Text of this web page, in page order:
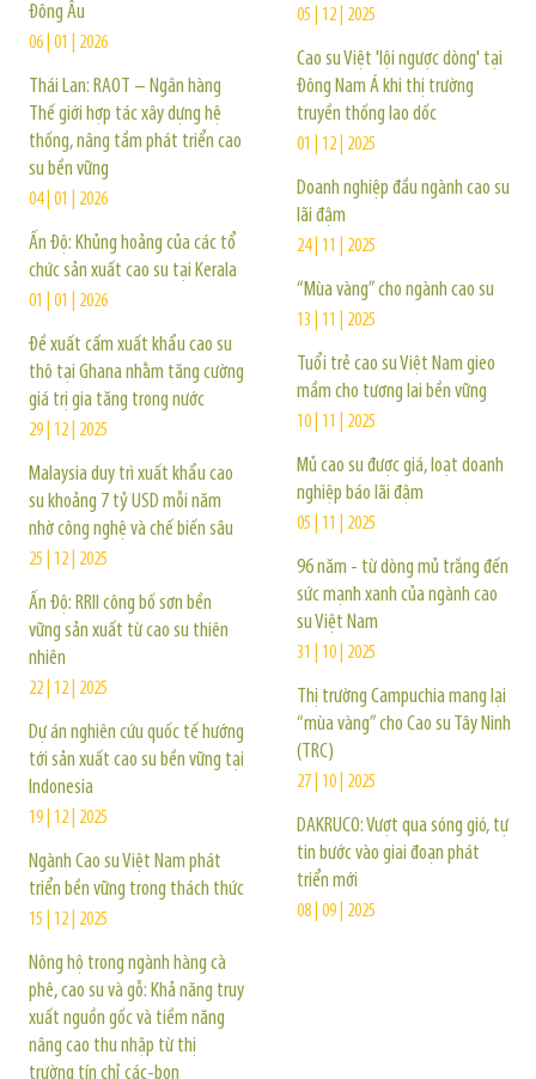
Đông Âu
06 | 01 | 2026
Thái Lan: RAOT – Ngân hàng
Thế giới hợp tác xây dựng hệ
thống, nâng tầm phát triển cao
su bền vững
04 | 01 | 2026
Ấn Độ: Khủng hoảng của các tổ
chức sản xuất cao su tại Kerala
01 | 01 | 2026
Đề xuất cấm xuất khẩu cao su
thô tại Ghana nhằm tăng cường
giá trị gia tăng trong nước
29 | 12 | 2025
Malaysia duy trì xuất khẩu cao
su khoảng 7 tỷ USD mỗi năm
nhờ công nghệ và chế biến sâu
25 | 12 | 2025
Ấn Độ: RRII công bố sơn bền
vững sản xuất từ cao su thiên
nhiên
22 | 12 | 2025
Dự án nghiên cứu quốc tế hướng
tới sản xuất cao su bền vững tại
Indonesia
19 | 12 | 2025
Ngành Cao su Việt Nam phát
triển bền vững trong thách thức
15 | 12 | 2025
Nông hộ trong ngành hàng cà
phê, cao su và gỗ: Khả năng truy
xuất nguồn gốc và tiềm năng
nâng cao thu nhập từ thị
trường tín chỉ các‑bon
05 | 12 | 2025
Cao su Việt 'lội ngược dòng' tại
Đông Nam Á khi thị trường
truyền thống lao dốc
01 | 12 | 2025
Doanh nghiệp đầu ngành cao su
lãi đậm
24 | 11 | 2025
“Mùa vàng” cho ngành cao su
13 | 11 | 2025
Tuổi trẻ cao su Việt Nam gieo
mầm cho tương lai bền vững
10 | 11 | 2025
Mủ cao su được giá, loạt doanh
nghiệp báo lãi đậm
05 | 11 | 2025
96 năm - từ dòng mủ trắng đến
sức mạnh xanh của ngành cao
su Việt Nam
31 | 10 | 2025
Thị trường Campuchia mang lại
“mùa vàng” cho Cao su Tây Ninh
(TRC)
27 | 10 | 2025
DAKRUCO: Vượt qua sóng gió, tự
tin bước vào giai đoạn phát
triển mới
08 | 09 | 2025